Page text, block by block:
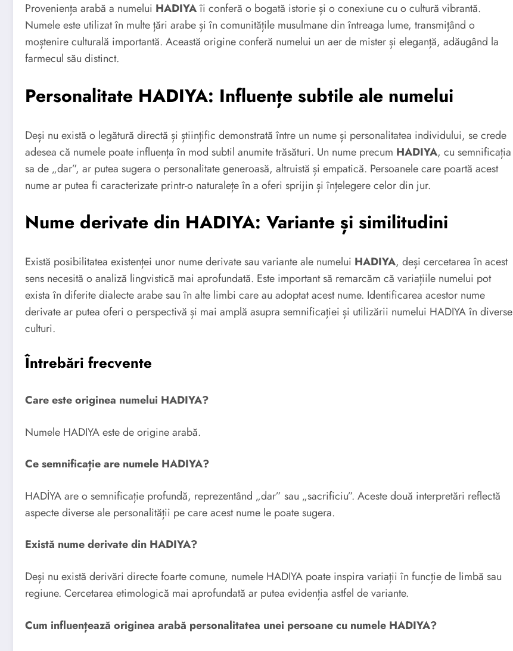
Proveniența arabă a numelui HADIYAîi conferă o bogată istorie și o conexiune cu o cultură vibrantă.
Numele este utilizat în multe țări arabe și în comunitățile musulmane din întreaga lume, transmițând o
moștenire culturală importantă. Această origine conferă numelui un aer de mister și eleganță, adăugând la
farmecul său distinct.
Personalitate HADIYA: Influențe subtile ale numelui
Deși nu există o legătură directă și științific demonstrată între un nume și personalitatea individului, se crede
adesea că numele poate influența în mod subtil anumite trăsături. Un nume precum HADIYA, cu semnificația
sa de „dar”, ar putea sugera o personalitate generoasă, altruistă și empatică. Persoanele care poartă acest
nume ar putea fi caracterizate printr-o naturalețe în a oferi sprijin și înțelegere celor din jur.
Nume derivate din HADIYA: Variante și similitudini
Există posibilitatea existenței unor nume derivate sau variante ale numelui HADIYA, deși cercetarea în acest
sens necesită o analiză lingvistică mai aprofundată. Este important să remarcăm că variațiile numelui pot
exista în diferite dialecte arabe sau în alte limbi care au adoptat acest nume. Identificarea acestor nume
derivate ar putea oferi o perspectivă și mai amplă asupra semnificației și utilizării numelui HADIYA în diverse
culturi.
Întrebări frecvente
Care este originea numelui HADIYA?
Numele HADIYA este de origine arabă.
Ce semnificație are numele HADIYA?
HADİYA are o semnificație profundă, reprezentând „dar” sau „sacrificiu”. Aceste două interpretări reflectă
aspecte diverse ale personalității pe care acest nume le poate sugera.
Există nume derivate din HADIYA?
Deși nu există derivări directe foarte comune, numele HADIYA poate inspira variații în funcție de limbă sau
regiune. Cercetarea etimologică mai aprofundată ar putea evidenția astfel de variante.
Cum influențează originea arabă personalitatea unei persoane cu numele HADIYA?